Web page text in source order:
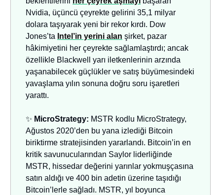
Nvidia, üçüncü çeyrekte gelirini 35,1 milyar
dolara taşıyarak yeni bir rekor kırdı. Dow
Jones’ta Intel’in yerini alan şirket, pazar
hâkimiyetini her çeyrekte sağlamlaştırdı; ancak
özellikle Blackwell yarı iletkenlerinin arzında
yaşanabilecek güçlükler ve satış büyümesindeki
yavaşlama yılın sonuna doğru soru işaretleri
yarattı.
✨ MicroStrategy: MSTR kodlu MicroStrategy,
Ağustos 2020’den bu yana izlediği Bitcoin
biriktirme stratejisinden yararlandı. Bitcoin’in en
kritik savunucularından Saylor liderliğinde
MSTR, hissedar değerini yarınlar yokmuşçasına
satın aldığı ve 400 bin adetin üzerine taşıdığı
Bitcoin’lerle sağladı. MSTR, yıl boyunca